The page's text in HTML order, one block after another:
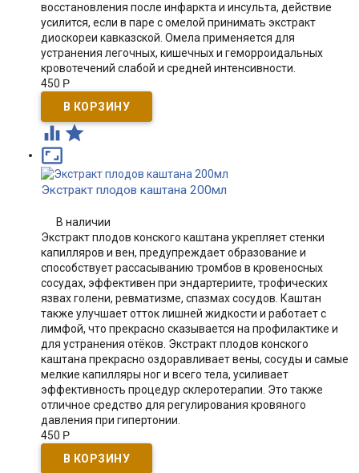
восстановления после инфаркта и инсульта, действие
усилится, если в паре с омелой принимать экстракт
диоскореи кавказской. Омела применяется для
устранения легочных, кишечных и геморроидальных
кровотечений слабой и средней интенсивности.
450 Р
 

Экстракт плодов каштана 200мл
В наличии
Экстракт плодов конского каштана укрепляет стенки
капилляров и вен, предупреждает образование и
способствует рассасыванию тромбов в кровеносных
сосудах, эффективен при эндартериите, трофических
язвах голени, ревматизме, спазмах сосудов. Каштан
также улучшает отток лишней жидкости и работает с
лимфой, что прекрасно сказывается на профилактике и
для устранения отёков. Экстракт плодов конского
каштана прекрасно оздоравливает вены, сосуды и самые
мелкие капилляры ног и всего тела, усиливает
эффективность процедур склеротерапии. Это также
отличное средство для регулирования кровяного
давления при гипертонии.
450 Р